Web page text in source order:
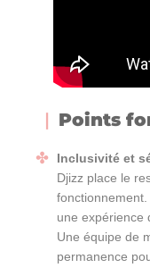
Points
Inclusivité et
Djizz place le
une expérience
Une équipe de
permanence